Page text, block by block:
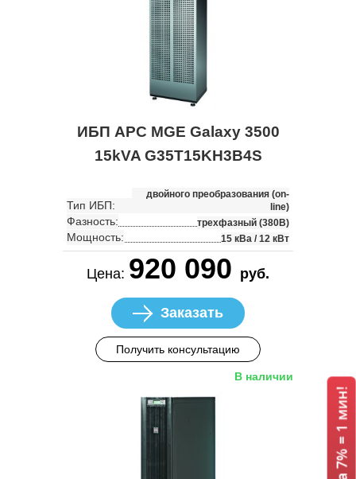
ИБП APC MGE Galaxy 3500
15kVA G35T15KH3B4S
Тип ИБП:
двойного преобразования (on-
line)
Фазность: трехфазный (380В)
Мощность: 15 кВа / 12 кВт
Цена: 920 090 руб.
Заказать
Получить консультацию
В наличии